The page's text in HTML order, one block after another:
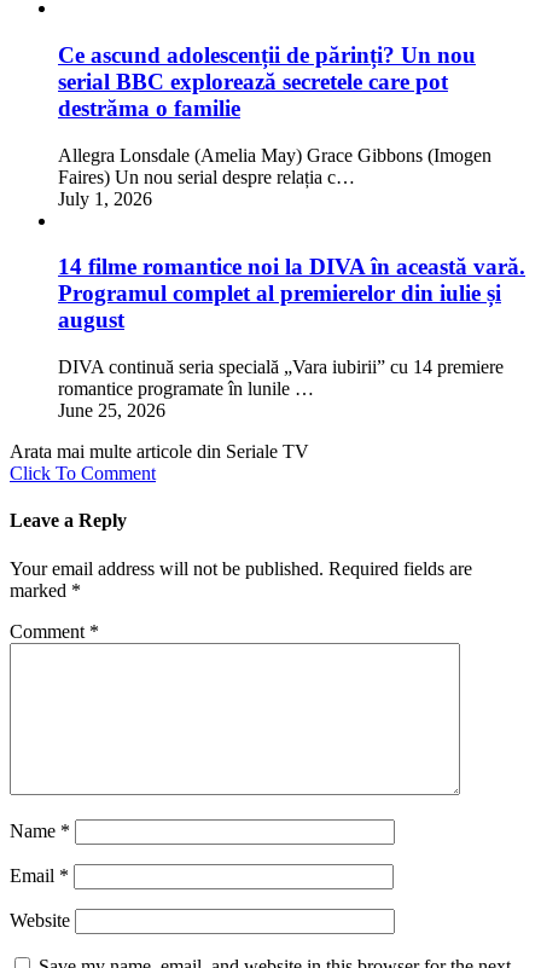
Ce ascund adolescenții de părinți? Un nou
serial BBC explorează secretele care pot
destrăma o familie
Allegra Lonsdale (Amelia May) Grace Gibbons (Imogen
Faires) Un nou serial despre relația c…
July 1, 2026
14 filme romantice noi la DIVA în această vară.
Programul complet al premierelor din iulie și
august
DIVA continuă seria specială „Vara iubirii” cu 14 premiere
romantice programate în lunile …
June 25, 2026
Arata mai multe articole din Seriale TV
Click To Comment
Leave a Reply
Your email address will not be published. Required fields are
marked *
Comment *
Name *
Email *
Website